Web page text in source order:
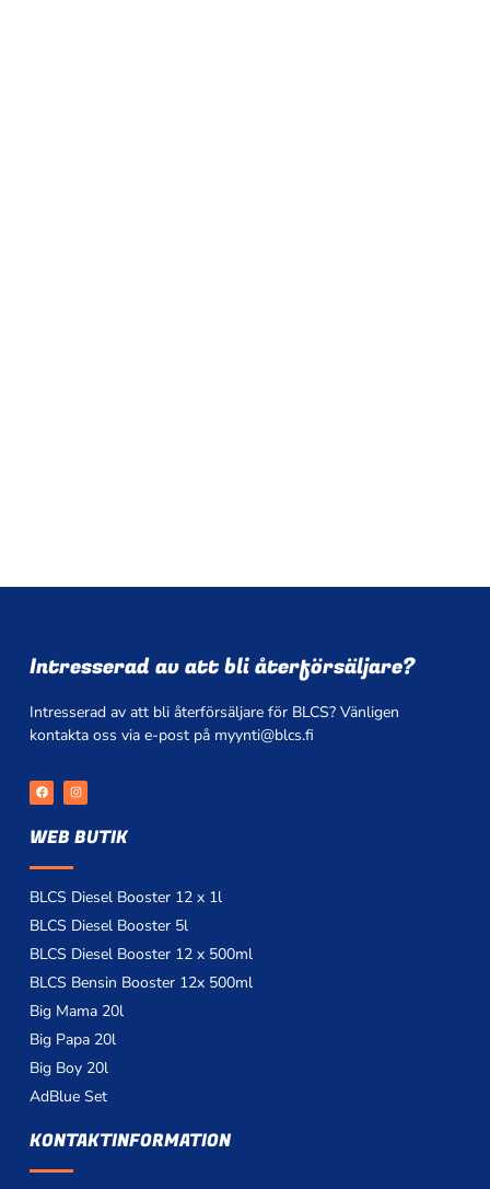
Intresserad av att bli återförsäljare?
Intresserad av att bli återförsäljare för BLCS? Vänligen
kontakta oss via e-post på myynti@blcs.fi
F
a
c
b
o
k
I
n
s
a
g
WEB BUTIK
BLCS Diesel Booster 12 x 1l
BLCS Diesel Booster 5l
BLCS Diesel Booster 12 x 500ml
BLCS Bensin Booster 12x 500ml
Big Mama 20l
Big Papa 20l
Big Boy 20l
AdBlue Set
KONTAKTINFORMATION